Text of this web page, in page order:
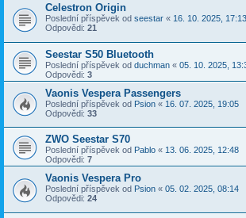
Celestron Origin
Poslední příspěvek od seestar « 16. 10. 2025, 17:13
Odpovědi: 21
Seestar S50 Bluetooth
Poslední příspěvek od duchman « 05. 10. 2025,
Odpovědi: 3
Vaonis Vespera Passengers
Poslední příspěvek od Psion « 16. 07. 2025, 19:05
Odpovědi: 33
ZWO Seestar S70
Poslední příspěvek od Pablo « 13. 06. 2025, 12:48
Odpovědi: 7
Vaonis Vespera Pro
Poslední příspěvek od Psion « 05. 02. 2025, 08:14
Odpovědi: 24